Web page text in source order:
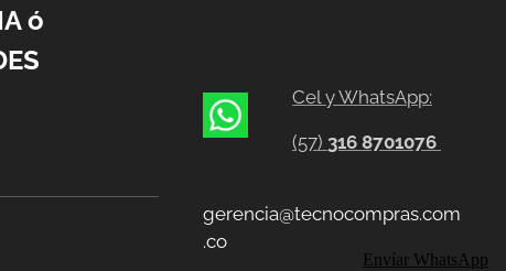
ó
Cel y WhatsApp:
(57) 316 8701076
gerencia@tecnocompras.com
.co
Envíar WhatsApp